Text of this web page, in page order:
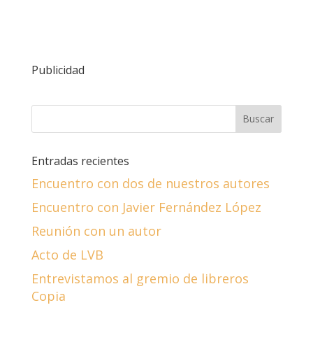
Publicidad
Entradas recientes
Encuentro con dos de nuestros autores
Encuentro con Javier Fernández López
Reunión con un autor
Acto de LVB
Entrevistamos al gremio de libreros
Copia